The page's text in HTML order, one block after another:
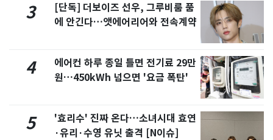
3
[단독] 더보이즈 선우, 그루비룸 품
에 안긴다…앳에어리어와 전속계약
4
에어컨 하루 종일 틀면 전기료 29만
원…450kWh 넘으면 '요금 폭탄'
5
'효리수' 진짜 온다…소녀시대 효연
·유리·수영 유닛 출격 [N이슈]